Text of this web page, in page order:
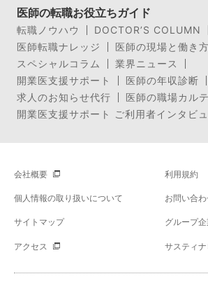
医師の転職お役立ちガイド
転職ノウハウ
DOCTOR’S COLUMN
医師転職ナレッジ
医師の現場と働き方
スペシャルコラム
業界ニュース
開業医支援サポート
医師の年収診断
求人のお知らせ代行
医師の職場カルテ
開業医支援サポート ご利用者インタビ
会社概要 利用規約
個人情報の取り扱いについて お問い合
サイトマップ グループ
アクセス サスティ